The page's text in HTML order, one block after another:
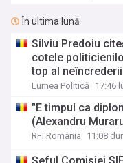
În ultima lună
Silviu Predoiu
cotele
top al neîncrederii
Lumea Politică 17:46
"E timpul ca
(Alexandru
RFI România 11:08